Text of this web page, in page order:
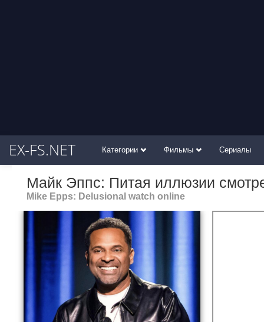
EX-FS.NET Категории Фильмы Сериалы
Майк Эппс: Питая иллюзии
Mike Epps: Delusional watch online